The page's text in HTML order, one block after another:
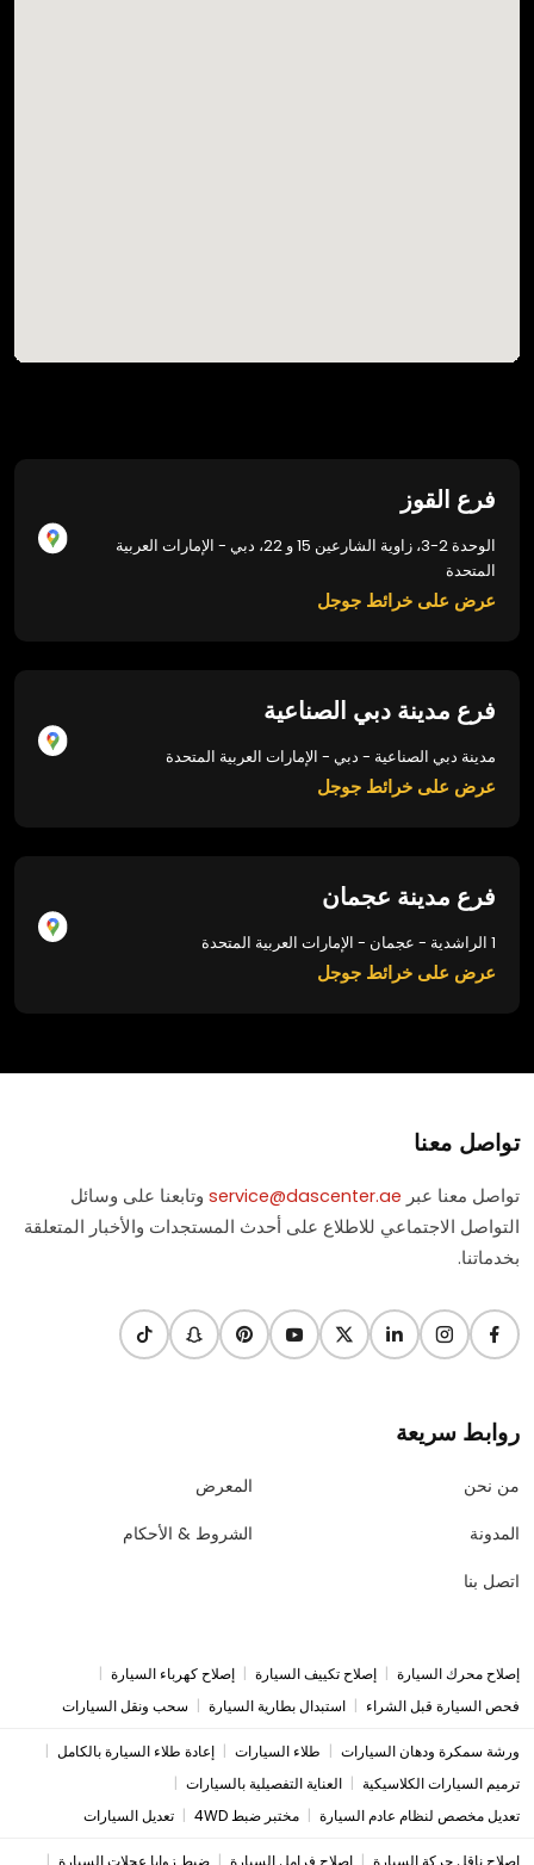
فرع القوز
الوحدة 2-3، زاوية الشارعين 15 و 22، دبي - الإمارات العربية
المتحدة
عرض على خرائط جوجل
فرع مدينة دبي الصناعية
مدينة دبي الصناعية - دبي - الإمارات العربية المتحدة
عرض على خرائط جوجل
فرع مدينة عجمان
1 الراشدية - عجمان - الإمارات العربية المتحدة
عرض على خرائط جوجل
تواصل معنا
تواصل معنا عبر service@dascenter.ae وتابعنا على وسائل
التواصل الاجتماعي للاطلاع على أحدث المستجدات والأخبار المتعلقة
بخدماتنا.
روابط سريعة
من نحن
المدونة
اتصل بنا
المعرض
الشروط & الأحكام
إصلاح محرك السيارة | إصلاح تكييف السيارة | إصلاح كهرباء السيارة |
فحص السيارة قبل الشراء | استبدال بطارية السيارة | سحب ونقل السيارات
ورشة سمكرة ودهان السيارات | طلاء السيارات | إعادة طلاء السيارة بالكامل |
ترميم السيارات الكلاسيكية | العناية التفصيلية بالسيارات |
تعديل مخصص لنظام عادم السيارة | مختبر ضبط 4WD | تعديل السيارات
إصلاح ناقل حركة السيارة إصلاح فرامل السيارة ضبط زوايا عجلات السيارة